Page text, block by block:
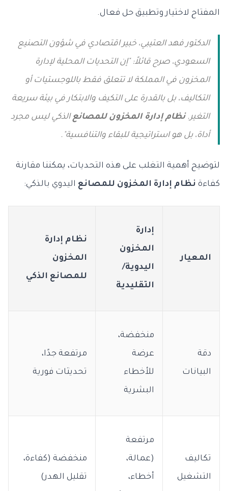
المفتاح لاختيار وتطبيق حل فعال.
الدكتور فهد العتيبي، خبير اقتصادي في شؤون التصنيع
السعودي، صرح قائلاً: "إن التحديات المحلية لإدارة
المخزون في المملكة لا تتعلق فقط باللوجستيات أو
التكاليف، بل بالقدرة على التكيف والابتكار في بيئة سريعة
التغير.نظام إدارة المخزون للمصانعالذكي ليس مجرد
أداة، بل هو استراتيجية للبقاء والتنافسية".
لتوضيح أهمية التغلب على هذه التحديات، يمكننا مقارنة
كفاءة نظام إدارة المخزون للمصانع اليدوي بالذكي:
المعيار
إدارة
المخزون
اليدوية/
التقليدية
نظام إدارة
المخزون
للمصانع الذكي
دقة
البيانات
منخفضة،
عرضة
للأخطاء
البشرية
مرتفعة جدًا،
تحديثات فورية
تكاليف
التشغيل
مرتفعة
(عمالة،
أخطاء،
منخفضة (كفاءة،
تقليل الهدر)